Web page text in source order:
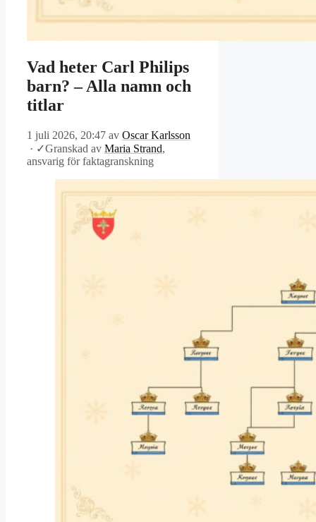
Vad heter Carl Philips
barn? – Alla namn och
titlar
1 juli 2026, 20:47 av Oscar Karlsson
· ✓Granskad av Maria Strand,
ansvarig för faktagranskning